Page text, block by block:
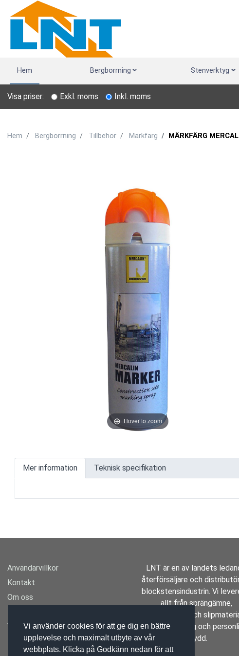
Vi använder cookies för att ge dig en bättre
upplevelse och maximalt utbyte av vår
webbplats. Klicka på Godkänn nedan för att
Hem Bergborrning Stenverktyg
Visa priser: Exkl. moms Inkl. moms
Hem Bergborrning Tillbehör Märkfärg MÄRKFÄRG
Hover to zoom
Mer information Teknisk specifikation
Användarvillkor
Kontakt
Om oss
Varumärken
Mässan
LNT är en av landets
återförsäljare och
blockstensindustrin. Vi
allt från sprängämne,
borrutrustning och
specialverktyg och
skydd.